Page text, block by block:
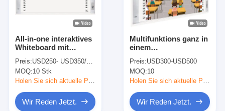
All-in-one interaktives
Whiteboard mit
Preis:USD250- USD350/piece
MOQ:10 Stk
Wir Reden Jetzt.
Multifunktions ganz in
einem
Infrarotwhiteboard mit
zentrales
Steuermikrofon-Audio
Preis:USD300-USD500
MOQ:10
Wir Reden Jetzt.